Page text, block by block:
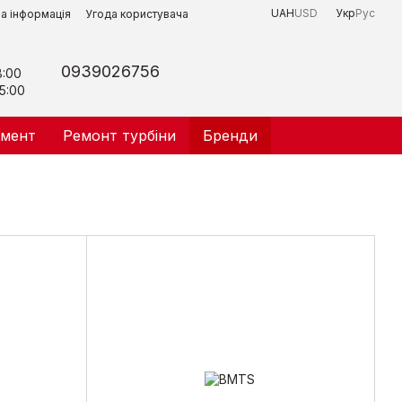
інформація Угода користувача UAHUSD УкрРус
0939026756
Ремонт турбіни Бренди